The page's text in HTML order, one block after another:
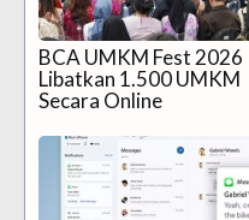
BCA UMKM Fest 2026
Libatkan 1.500 UMKM
Secara Online